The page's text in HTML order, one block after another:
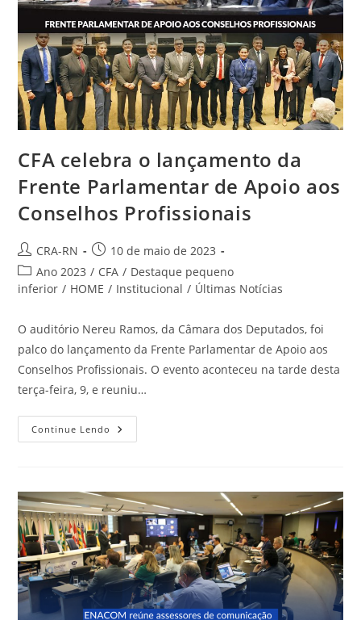
CFA celebra o lançamento da
Frente Parlamentar de Apoio aos
Conselhos Profissionais
Autor
do
post:
CRA-RN
Post
publicado:
10 de maio de 2023
Categoria
do
Ano 2023 / CFA / Destaque pequeno
inferior / HOME / Institucional / Últimas Notícias
O auditório Nereu Ramos, da Câmara dos Deputados, foi
palco do lançamento da Frente Parlamentar de Apoio aos
Conselhos Profissionais. O evento aconteceu na tarde desta
terça-feira, 9, e reuniu…
Continue Lendo CFA
Celebra
Parlamentar
De
Apoio
Aos
Conselhos
Profissionais